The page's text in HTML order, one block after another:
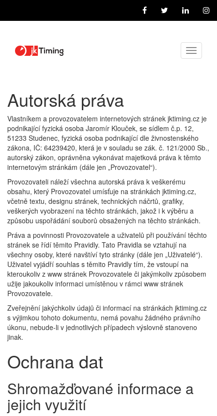
Toggle
Autorská práva
Vlastníkem a provozovatelem internetových stránek jktiming.cz je
podnikající fyzická osoba Jaromír Klouček, se sídlem č.p. 12,
51233 Studenec, fyzická osoba podnikající dle živnostenského
zákona, IČ: 64239420, která je v souladu se zák. č. 121/2000 Sb.,
autorský zákon, oprávněna vykonávat majetková práva k těmto
internetovým stránkám (dále jen „Provozovatel“).
Provozovateli náleží všechna autorská práva k veškerému
obsahu, který Provozovatel umísťuje na stránkách jktiming.cz,
včetně textu, designu stránek, technických náčrtů, grafiky,
veškerých vyobrazení na těchto stránkách, jakož i k výběru a
způsobu uspořádání souborů obsažených na těchto stránkách.
Práva a povinnosti Provozovatele a uživatelů při používání těchto
stránek se řídí těmito Pravidly. Tato Pravidla se vztahují na
všechny osoby, které navštíví tyto stránky (dále jen „Uživatelé“).
Uživatel vyjádří souhlas s těmito Pravidly tím, že vstoupí na
kteroukoliv z www stránek Provozovatele či jakýmkoliv způsobem
užije jakoukoliv informaci umístěnou v rámci www stránek
Provozovatele.
Zveřejnění jakýchkoliv údajů či informací na stránkách jktiming.cz
s výjimkou tohoto dokumentu, nemá povahu žádného právního
úkonu, nebude-li v jednotlivých případech výslovně stanoveno
jinak.
Ochrana dat
Shromažďované informace a
jejich využití